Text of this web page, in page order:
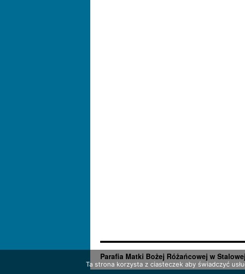
Parafia Matki Bożej Różańcowej w
Ta strona korzysta z ciasteczek aby świadczyć